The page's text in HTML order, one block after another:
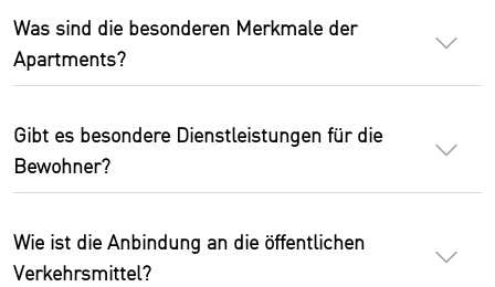
Was sind die besonderen Merkmale der
Apartments?
Gibt es besondere Dienstleistungen für die
Bewohner?
Wie ist die Anbindung an die öffentlichen
Verkehrsmittel?